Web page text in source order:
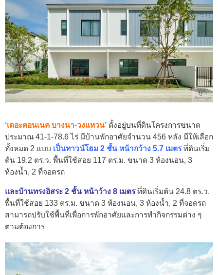
‘เดอะคอนเนค บางนา-วงแหวน’ ตั้งอยู่บนที่ดินโครงการขนาด
ประมาณ 41-1-78.6 ไร่ มีบ้านพักอาศัยจำนวน 456 หลัง มีให้เลือก
ทั้งหมด 2 แบบ เป็นทาวน์โฮม 2 ชั้น หน้ากว้าง 5.7 เมตร ที่ดินเริ่ม
ต้น 19.2 ตร.ว. พื้นที่ใช้สอย 117 ตร.ม. ขนาด 3 ห้องนอน, 3
ห้องน้ำ, 2 ที่จอดรถ
และบ้านทรงอิสระ 2 ชั้น หน้าว้าง 8 เมตรที่ดินเริ่มต้น 24.8 ตร.ว.
พื้นที่ใช้สอย 133 ตร.ม. ขนาด 3 ห้องนอน, 3 ห้องน้ำ, 2 ที่จอดรถ
สามารถปรับใช้พื้นที่เพื่อการพักอาศัยและการทำกิจกรรมต่าง ๆ
ตามต้องการ